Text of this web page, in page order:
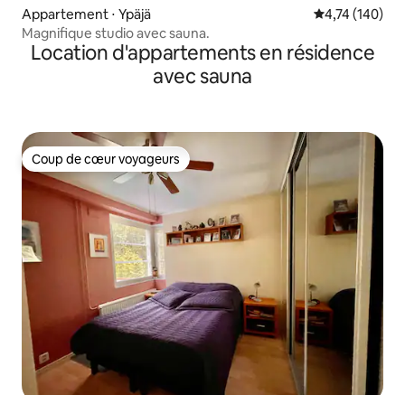
Appartement ⋅ Ypäjä Évaluation
4,74 (140)
Magnifique studio avec sauna.
Location d'appartements en résidence
avec sauna
Coup de cœur voyageurs
Coup de cœur voyageurs